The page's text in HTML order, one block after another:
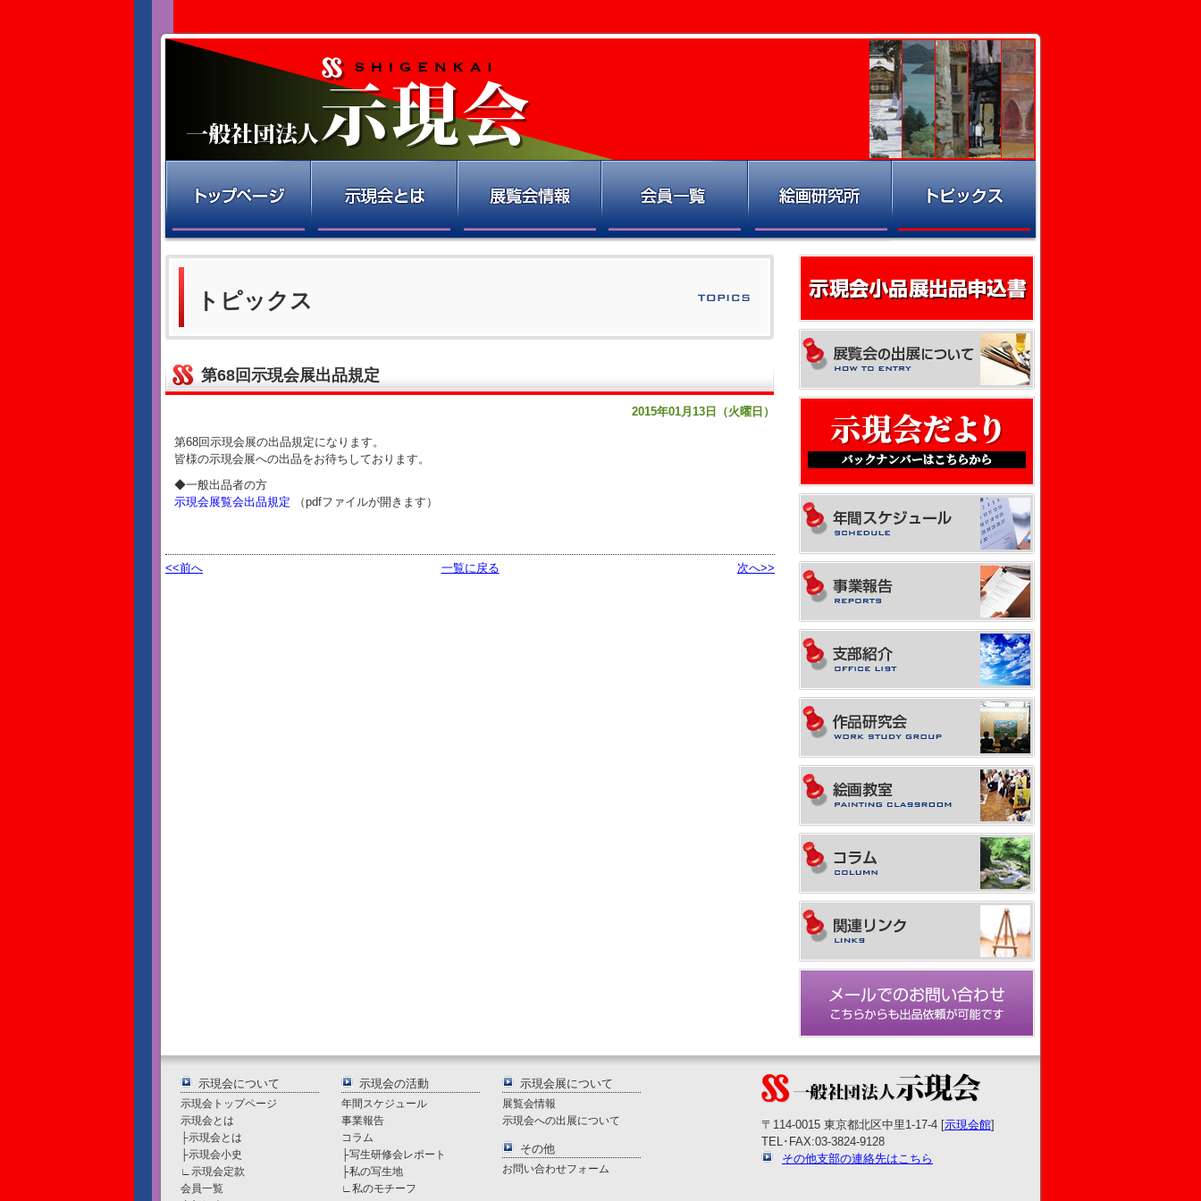
トピックス
第68回示現会展出品規定
2015年01月13日（火曜日）
第68回示現会展の出品規定になります。
皆様の示現会展への出品をお待ちしております。
◆一般出品者の方
示現会展覧会出品規定 （pdfファイルが開きます）
<<前へ 次へ>>
一覧に戻る
示現会について
示現会トップページ
示現会とは
├示現会とは
├示現会小史
∟ 示現会定款
会員一覧
示現会の活動
年間スケジュール
事業報告
コラム
├写生研修会レポート
├私の写生地
∟ 私のモチーフ
示現会展について
展覧会情報
示現会への出展について
その他
お問い合わせフォーム
〒114-0015 東京都北区中里1-17-4 [示現会館]
TEL･FAX:03-3824-9128
その他支部の連絡先はこちら